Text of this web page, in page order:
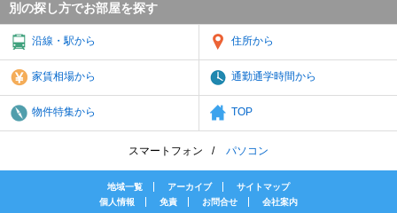
別の探し方でお部屋を探す
沿線・駅から 住所から
家賃相場から 通勤通学時間から
物件特集から TOP
スマートフォン パソコン
地域一覧 アーカイブ
サイトマップ
個人情報
免責 お問合せ 会社案内